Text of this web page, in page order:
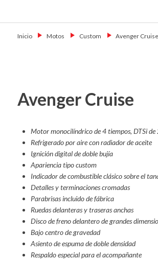
Motoshop
Ezeiza
Inicio→ Motos → Custom → Avenger Cruise
Avenger Cruise
Motor monocilíndrico de 4 tiempos, DTSi de
Refrigerado por aire con radiador de aceite
Ignición digital de doble bujía
Apariencia tipo custom
Indicador de combustible clásico sobre el
Detalles y terminaciones cromadas
Parabrisas incluido de fábrica
Ruedas delanteras y traseras anchas
Disco de freno delantero de grandes
Bajo centro de gravedad
Asiento de espuma de doble densidad
Respaldo especial para el acompañante